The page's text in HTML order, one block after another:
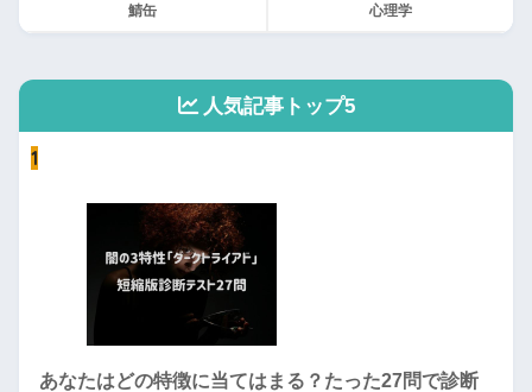
鯖缶 心理学
人気記事トップ5
1
あなたはどの特徴に当てはまる？たった27問で診断